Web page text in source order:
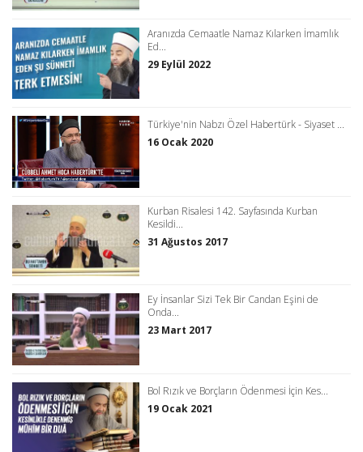
Aranızda Cemaatle Namaz Kılarken İmamlık
Ed...
29 Eylül 2022
Türkiye'nin Nabzı Özel Habertürk - Siyaset ...
16 Ocak 2020
Kurban Risalesi 142. Sayfasında Kurban
Kesildi...
31 Ağustos 2017
Ey İnsanlar Sizi Tek Bir Candan Eşini de
Onda...
23 Mart 2017
Bol Rızık ve Borçların Ödenmesi İçin Kes...
19 Ocak 2021